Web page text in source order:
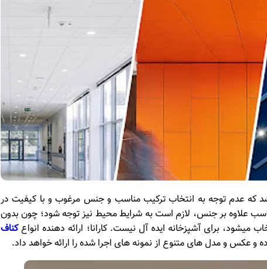
که عدم توجه به انتخاب ترکیب مناسب و جنس مرغوب و با کیفیت در
علاوه بر جنس، لازم است به شرایط محیط نیز توجه شود؛ چون بدون
میشود، برای آشپزخانه ایده آل نیست. کارانا؛ ارائه دهنده انواعکناف
و عکس و مدل های متنوع از نمونه های اجرا شده را ارائه خواهد داد.